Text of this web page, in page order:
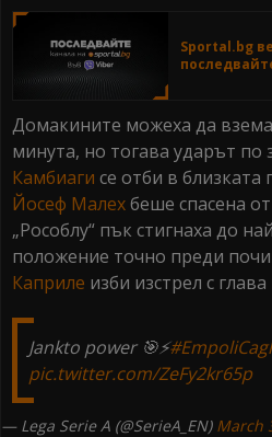
Sportal.bg
Домакините можеха да
минута, но тогава ударът по
Камбиаги се отби в близката
Йосеф Малехбеше спасена от
„Рособлу“ пък стигнаха до
положение точно преди
Каприле изби изстрел с глава
Jankto power 🎯⚡️
pic.twitter.com/ZeFy2kr65p
— Lega Serie A (@SerieA_EN) March